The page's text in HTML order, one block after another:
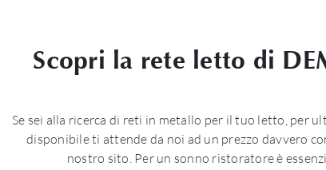
Scopri la rete letto di
Se sei alla ricerca di reti in metallo per il tuo letto, per
disponibile ti attende da noi ad un prezzo davvero
nostro sito. Per un sonno ristoratore è